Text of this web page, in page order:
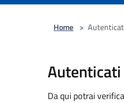
Home >
Autenticati
Da qui potrai